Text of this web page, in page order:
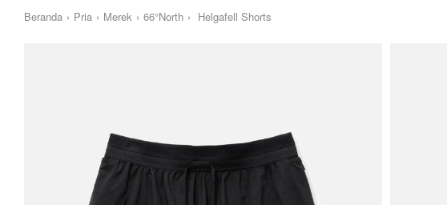
Beranda Pria Merek 66°North Helgafell Shorts